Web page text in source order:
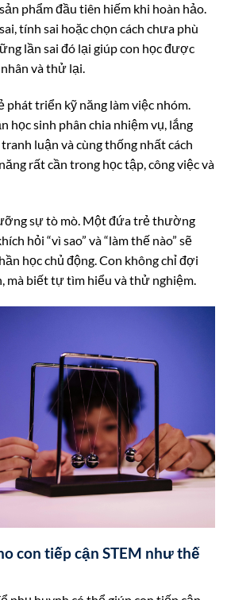
phẩm đầu tiên hiếm khi hoàn hảo.
tính sai hoặc chọn cách chưa phù
lần sai đó lại giúp con học được
và thử lại.
phát triển kỹ năng làm việc nhóm.
học sinh phân chia nhiệm vụ, lắng
luận và cùng thống nhất cách
rất cần trong học tập, công việc và
sự tò mò. Một đứa trẻ thường
hỏi “vì sao” và “làm thế nào” sẽ
học chủ động. Con không chỉ đợi
mà biết tự tìm hiểu và thử nghiệm.
con tiếp cận STEM như thế